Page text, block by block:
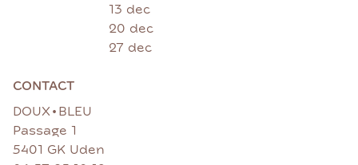
13 dec
20 dec
27 dec
CONTACT
DOUX • BLEU
Passage 1
5401 GK Uden